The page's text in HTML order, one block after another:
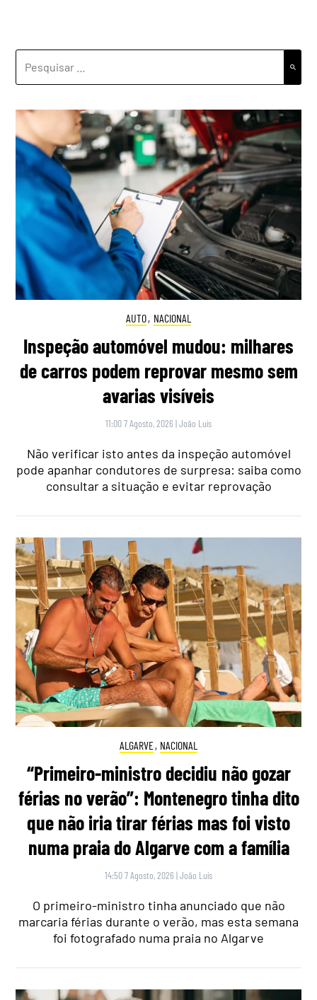
AUTO, NACIONAL
Inspeção automóvel mudou: milhares
de carros podem reprovar mesmo sem
avarias visíveis
11:00 7 Agosto, 2026 |João Luís
Não verificar isto antes da inspeção automóvel
pode apanhar condutores de surpresa: saiba como
consultar a situação e evitar reprovação
ALGARVE, NACIONAL
“Primeiro-ministro decidiu não gozar
férias no verão”: Montenegro tinha dito
que não iria tirar férias mas foi visto
numa praia do Algarve com a família
14:50 7 Agosto, 2026 |João Luís
O primeiro-ministro tinha anunciado que não
marcaria férias durante o verão, mas esta semana
foi fotografado numa praia no Algarve